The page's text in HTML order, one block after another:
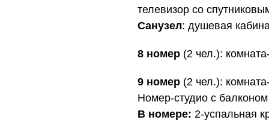
телевизор со
Санузел: душевая
8 номер (2 чел.):
9 номер (2 чел.):
Номер-студио с
В номере: 2-успальная